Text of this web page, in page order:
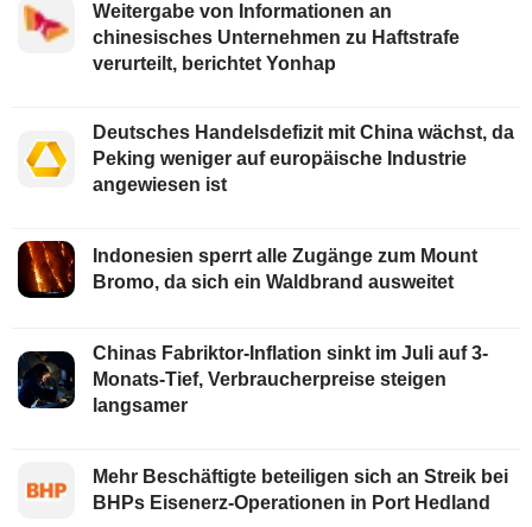
Weitergabe von Informationen an
chinesisches Unternehmen zu Haftstrafe
verurteilt, berichtet Yonhap
Deutsches Handelsdefizit mit China wächst, da
Peking weniger auf europäische Industrie
angewiesen ist
Indonesien sperrt alle Zugänge zum Mount
Bromo, da sich ein Waldbrand ausweitet
Chinas Fabriktor-Inflation sinkt im Juli auf 3-
Monats-Tief, Verbraucherpreise steigen
langsamer
Mehr Beschäftigte beteiligen sich an Streik bei
BHPs Eisenerz-Operationen in Port Hedland